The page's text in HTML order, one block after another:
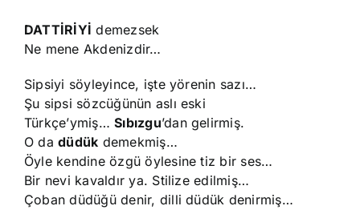
DATTİRİYİ demezsek
Ne mene Akdenizdir…
Sipsiyi söyleyince, işte yörenin sazı…
Şu sipsi sözcüğünün aslı eski
Türkçe’ymiş…Sıbızgu’dan gelirmiş.
O dadüdük demekmiş…
Öyle kendine özgü öylesine tiz bir ses…
Bir nevi kavaldır ya. Stilize edilmiş…
Çoban düdüğü denir, dilli düdük denirmiş…